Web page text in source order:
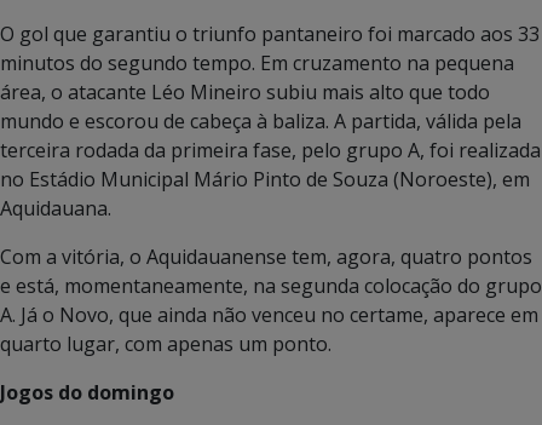
O gol que garantiu o triunfo pantaneiro foi marcado aos 33
minutos do segundo tempo. Em cruzamento na pequena
área, o atacante Léo Mineiro subiu mais alto que todo
mundo e escorou de cabeça à baliza. A partida, válida pela
terceira rodada da primeira fase, pelo grupo A, foi realizada
no Estádio Municipal Mário Pinto de Souza (Noroeste), em
Aquidauana.
Com a vitória, o Aquidauanense tem, agora, quatro pontos
e está, momentaneamente, na segunda colocação do grupo
A. Já o Novo, que ainda não venceu no certame, aparece em
quarto lugar, com apenas um ponto.
Jogos do domingo